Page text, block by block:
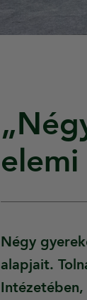
Négy
alapjait.